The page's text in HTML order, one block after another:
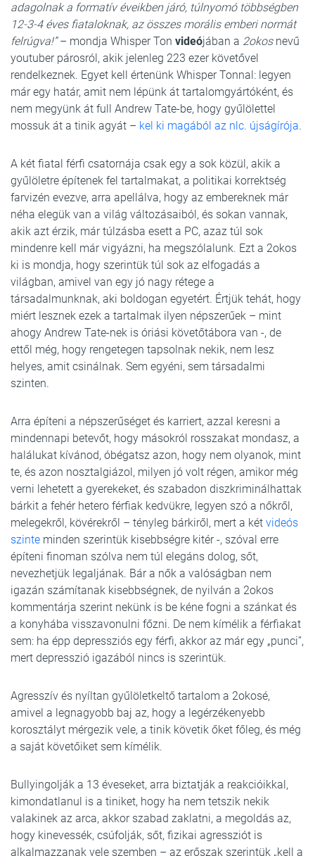
adagolnak a formatív éveikben járó, túlnyomó többségben
12-3-4 éves fiataloknak, az összes morális emberi normát
felrúgva!”– mondja Whisper Ton videójában a 2okosnevű
youtuber párosról, akik jelenleg 223 ezer követővel
rendelkeznek. Egyet kell értenünk Whisper Tonnal: legyen
már egy határ, amit nem lépünk át tartalomgyártóként, és
nem megyünk át full Andrew Tate-be, hogy gyűlölettel
mossuk át a tinik agyát – kel ki magából az nlc. újságírója.
A két fiatal férfi csatornája csak egy a sok közül, akik a
gyűlöletre építenek fel tartalmakat, a politikai korrektség
farvizén evezve, arra apellálva, hogy az embereknek már
néha elegük van a világ változásaiból, és sokan vannak,
akik azt érzik, már túlzásba esett a PC, azaz túl sok
mindenre kell már vigyázni, ha megszólalunk. Ezt a 2okos
ki is mondja, hogy szerintük túl sok az elfogadás a
világban, amivel van egy jó nagy rétege a
társadalmunknak, aki boldogan egyetért. Értjük tehát, hogy
miért lesznek ezek a tartalmak ilyen népszerűek – mint
ahogy Andrew Tate-nek is óriási követőtábora van -, de
ettől még, hogy rengetegen tapsolnak nekik, nem lesz
helyes, amit csinálnak. Sem egyéni, sem társadalmi
szinten.
Arra építeni a népszerűséget és karriert, azzal keresni a
mindennapi betevőt, hogy másokról rosszakat mondasz, a
halálukat kívánod, óbégatsz azon, hogy nem olyanok, mint
te, és azon nosztalgiázol, milyen jó volt régen, amikor még
verni lehetett a gyerekeket, és szabadon diszkriminálhattak
bárkit a fehér hetero férfiak kedvükre, legyen szó a nőkről,
melegekről, kövérekről – tényleg bárkiről, mert a két videós
szinte minden szerintük kisebbségre kitér -, szóval erre
építeni finoman szólva nem túl elegáns dolog, sőt,
nevezhetjük legaljának. Bár a nők a valóságban nem
igazán számítanak kisebbségnek, de nyilván a 2okos
kommentárja szerint nekünk is be kéne fogni a szánkat és
a konyhába visszavonulni főzni. De nem kímélik a férfiakat
sem: ha épp depressziós egy férfi, akkor az már egy „punci”,
mert depresszió igazából nincs is szerintük.
Agresszív és nyíltan gyűlöletkeltő tartalom a 2okosé,
amivel a legnagyobb baj az, hogy a legérzékenyebb
korosztályt mérgezik vele, a tinik követik őket főleg, és még
a saját követőiket sem kímélik.
Bullyingolják a 13 éveseket, arra biztatják a reakcióikkal,
kimondatlanul is a tiniket, hogy ha nem tetszik nekik
valakinek az arca, akkor szabad zaklatni, a megoldás az,
hogy kinevessék, csúfolják, sőt, fizikai agressziót is
alkalmazzanak vele szemben – az erőszak szerintük „kell a